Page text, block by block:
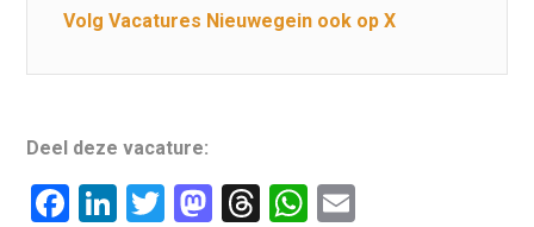
Volg Vacatures Nieuwegein ook op X
Deel deze vacature:
F
Li T
M T
W